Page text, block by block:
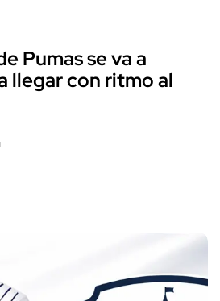
Pumas se va a
llegar con ritmo al